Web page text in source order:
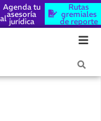
Agenda tu
asesoría
jurídica
Rutas
gremiales
de reporte